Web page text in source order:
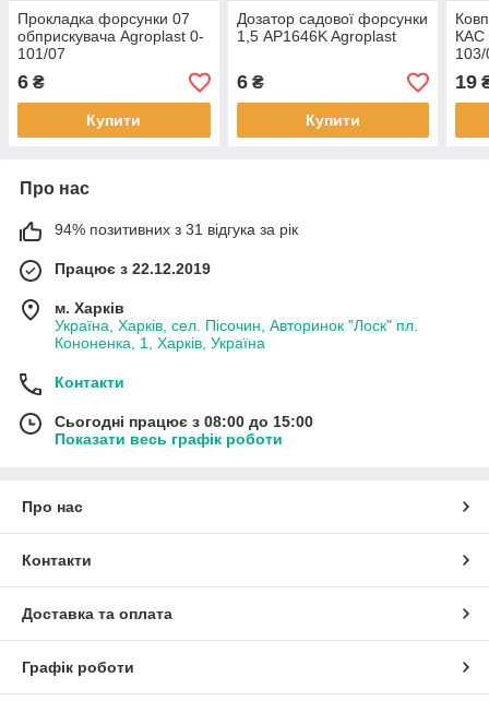
Прокладка форсунки 07
обприскувача Agroplast 0-
101/07
6 ₴
Купити
Дозатор садової форсунки
1,5 AP1646K Agroplast
6₴
Купити
КАС
19
Про нас
94% позитивних з 31 відгука за рік
Працює з 22.12.2019
м. Харків
Україна, Харків, сел. Пісочин, Авторинок "Лоск" пл.
Кононенка, 1, Харків, Україна
Контакти
Сьогодні працює з 08:00 до 15:00
Показати весь графік роботи
Про нас
Контакти
Доставка та оплата
Графік роботи